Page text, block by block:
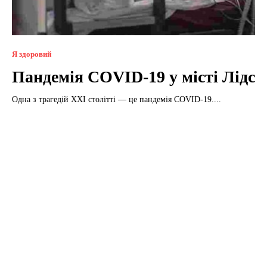
Я здоровий
Пандемія COVID-19 у місті Лідс
Одна з трагедій XXI столітті — це пандемія COVID-19....